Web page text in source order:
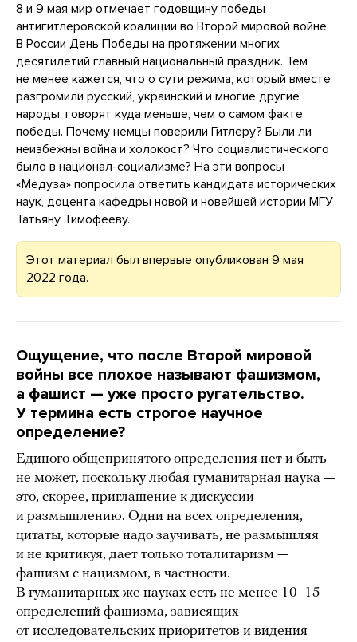
8 и 9 мая мир отмечает годовщину победы
антигитлеровской коалиции во Второй мировой войне.
В России День Победы на протяжении многих
десятилетий главный национальный праздник. Тем
не менее кажется, что о сути режима, который вместе
разгромили русский, украинский и многие другие
народы, говорят куда меньше, чем о самом факте
победы. Почему немцы поверили Гитлеру? Были ли
неизбежны война и холокост? Что социалистического
было в национал-социализме? На эти вопросы
«Медуза» попросила ответить кандидата исторических
наук, доцента кафедры новой и новейшей истории МГУ
Татьяну Тимофееву.
Этот материал был впервые опубликован 9 мая
2022 года.
Ощущение, что после Второй мировой
войны все плохое называют фашизмом,
а фашист — уже просто ругательство.
У термина есть строгое научное
определение?
Единого общепринятого определения нет и быть
не может, поскольку любая гуманитарная наука —
это, скорее, приглашение к дискуссии
и размышлению. Одни на всех определения,
цитаты, которые надо заучивать, не размышляя
и не критикуя, дает только тоталитаризм —
фашизм с нацизмом, в частности.
В гуманитарных же науках есть не менее 10–15
определений фашизма, зависящих
от исследовательских приоритетов и видения